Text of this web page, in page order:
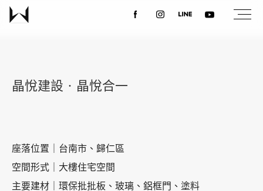
晶悅建設‧晶悅合一
座落位置｜台南市、歸仁區
空間形式｜大樓住宅空間
主要建材｜環保批批板、玻璃、鋁框門、塗料